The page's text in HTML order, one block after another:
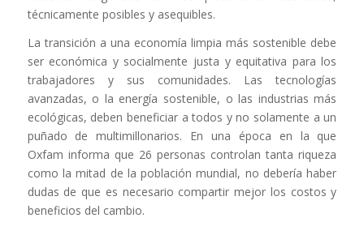
técnicamente posibles y asequibles.
La transición a una economía limpia más sostenible debe
ser económica y socialmente justa y equitativa para los
trabajadores y sus comunidades. Las tecnologías
avanzadas, o la energía sostenible, o las industrias más
ecológicas, deben beneficiar a todos y no solamente a un
puñado de multimillonarios. En una época en la que
Oxfam informa que 26 personas controlan tanta riqueza
como la mitad de la población mundial, no debería haber
dudas de que es necesario compartir mejor los costos y
beneficios del cambio.